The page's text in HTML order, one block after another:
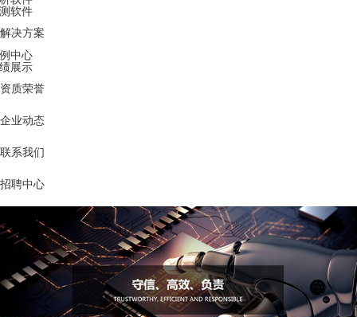
软件
解决方案
中心
展示
资质荣誉
企业动态
联系我们
招聘中心